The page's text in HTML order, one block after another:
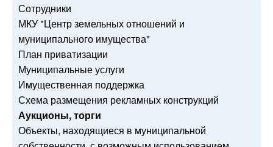
Сотрудники
МКУ "Центр земельных отношений и
муниципального имущества"
План приватизации
Муниципальные услуги
Имущественная поддержка
Схема размещения рекламных конструкций
Аукционы, торги
Объекты, находящиеся в муниципальной